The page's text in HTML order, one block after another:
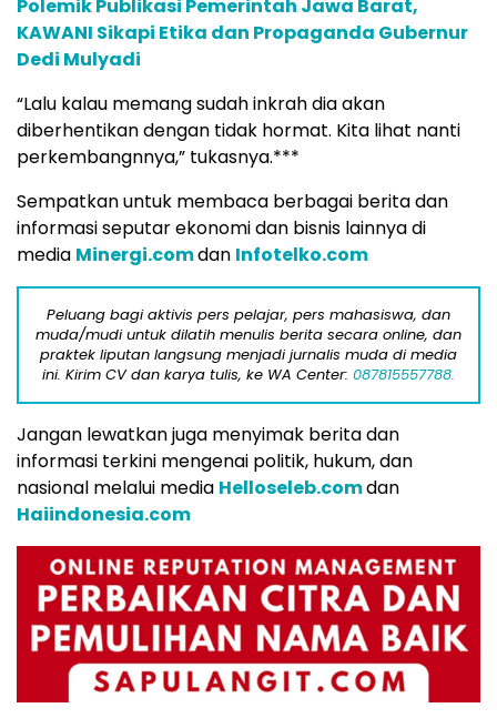
Polemik Publikasi Pemerintah Jawa Barat,
KAWANI Sikapi Etika dan Propaganda Gubernur
Dedi Mulyadi
“Lalu kalau memang sudah inkrah dia akan
diberhentikan dengan tidak hormat. Kita lihat nanti
perkembangnnya,” tukasnya.***
Sempatkan untuk membaca berbagai berita dan
informasi seputar ekonomi dan bisnis lainnya di
media Minergi.comdan Infotelko.com
Peluang bagi aktivis pers pelajar, pers mahasiswa, dan
muda/mudi untuk dilatih menulis berita secara online, dan
praktek liputan langsung menjadi jurnalis muda di media
ini. Kirim CV dan karya tulis, ke WA Center: 087815557788.
Jangan lewatkan juga menyimak berita dan
informasi terkini mengenai politik, hukum, dan
nasional melalui media Helloseleb.comdan
Haiindonesia.com